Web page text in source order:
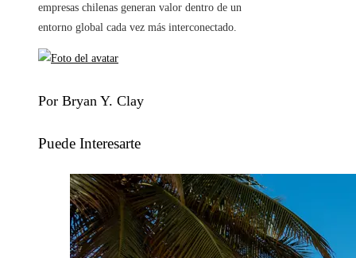
empresas chilenas generan valor dentro de un
entorno global cada vez más interconectado.
Por Bryan Y. Clay
Puede Interesarte